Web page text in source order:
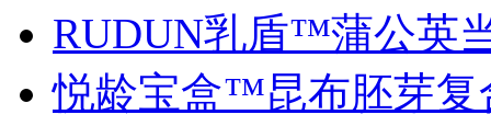
RUDUN乳盾™蒲公英
悦龄宝盒™昆布胚芽复